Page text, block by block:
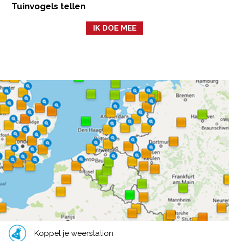
Tuinvogels tellen
IK DOE MEE
Koppel je weerstation